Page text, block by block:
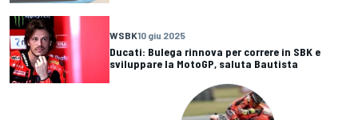
WSBK10 giu 2025
Ducati: Bulega rinnova per correre in SBK e
sviluppare la MotoGP, saluta Bautista